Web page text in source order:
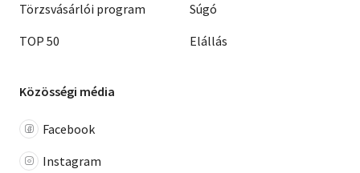
Törzsvásárlói program
TOP 50
Súgó
Elállás
Közösségi média
Facebook
Instagram